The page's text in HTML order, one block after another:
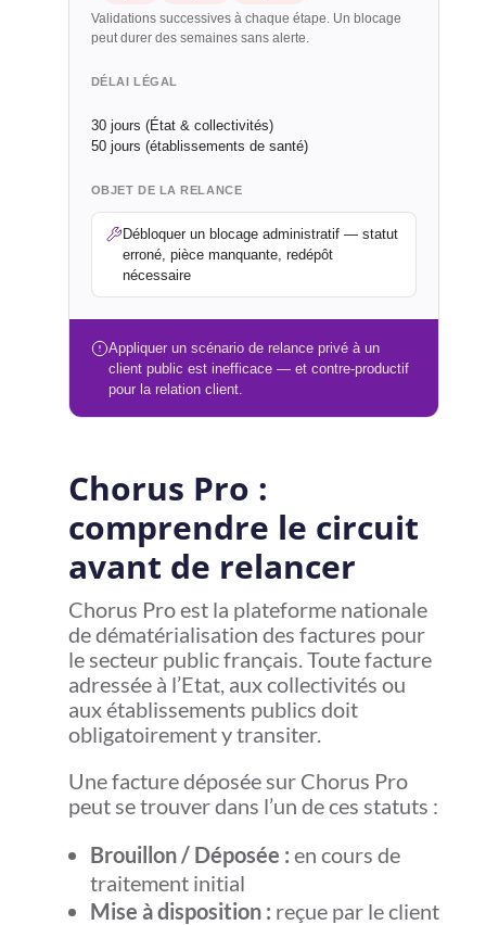
Validations successives à chaque étape. Un blocage
peut durer des semaines sans alerte.
DÉLAI LÉGAL
30 jours (État & collectivités)
50 jours (établissements de santé)
OBJET DE LA RELANCE
Débloquer un blocage administratif — statut
erroné, pièce manquante, redépôt
nécessaire
Appliquer un scénario de relance privé à un
client public est inefficace — et contre-productif
pour la relation client.
Chorus Pro :
comprendre le circuit
avant de relancer
Chorus Pro est la plateforme nationale
de dématérialisation des factures pour
le secteur public français. Toute facture
adressée à l’Etat, aux collectivités ou
aux établissements publics doit
obligatoirement y transiter.
Une facture déposée sur Chorus Pro
peut se trouver dans l’un de ces statuts :
Brouillon / Déposée : en cours de
traitement initial
Mise à disposition : reçue par le client